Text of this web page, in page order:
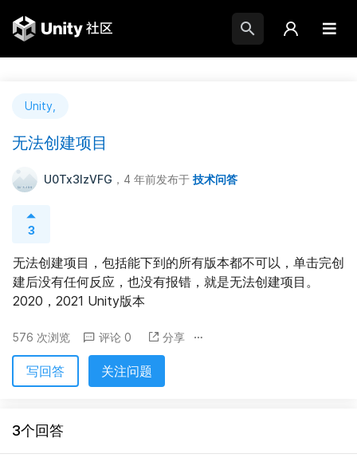
Unity,
无法创建项目
U0Tx3IzVFG ，4 年前发布于 技术问答
3
无法创建项目，包括能下到的所有版本都不可以，单击完创
建后没有任何反应，也没有报错，就是无法创建项目。
2020，2021 Unity版本
576 次浏览 评论 0 分享
写回答 关注问题
3个回答